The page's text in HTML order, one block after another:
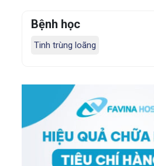
Bệnh học
Tinh trùng loãng